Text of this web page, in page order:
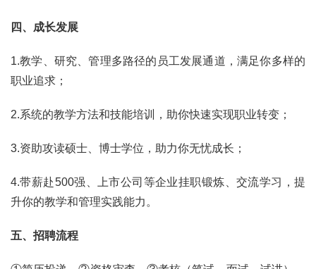
四、成长发展
1.教学、研究、管理多路径的员工发展通道，满足你多样的
职业追求；
2.系统的教学方法和技能培训，助你快速实现职业转变；
3.资助攻读硕士、博士学位，助力你无忧成长；
4.带薪赴500强、上市公司等企业挂职锻炼、交流学习，提
升你的教学和管理实践能力。
五、招聘流程